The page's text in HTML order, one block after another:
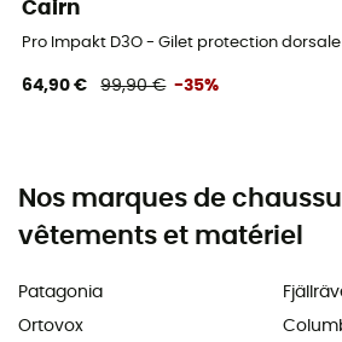
Cairn
Pro Impakt D3O - Gilet protection dorsale
64,90 € 99,90 € -35%
Nos marques de
vêtements et matériel
Patagonia
Ortovox